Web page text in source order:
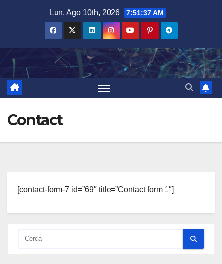
Lun. Ago 10th, 2026 7:51:38 AM
Contact
[contact-form-7 id=”69″ title=”Contact form 1″]